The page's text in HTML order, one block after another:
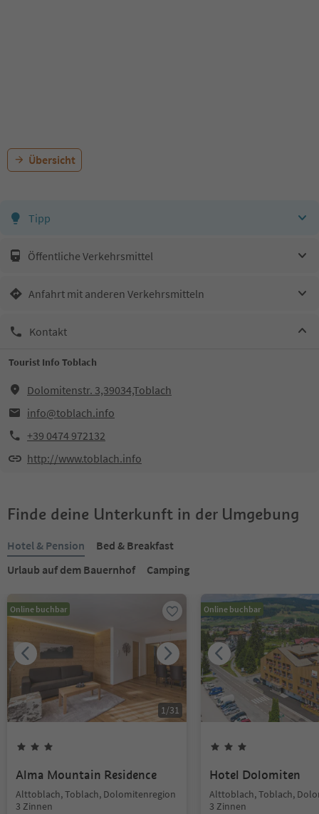
Übersicht
Tipp
Öffentliche Verkehrsmittel
Anfahrt mit anderen Verkehrsmitteln
Kontakt
Tourist Info Toblach
Dolomitenstr. 3,39034,Toblach
info@toblach.info
+39 0474 972132
http://www.toblach.info
Finde deine Unterkunft in der Umgebung
Hotel & Pension
Bed & Breakfast
Urlaub auf dem Bauernhof
Camping
Online buchbar
1/31
Alma Mountain Residence
Alttoblach, Toblach, Dolomitenregion
3 Zinnen
Online buchbar
Hotel Dolomiten
Alttoblach, Toblach,
3 Zinnen